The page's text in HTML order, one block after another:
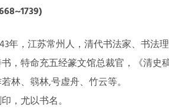
年，江苏常州人，清代书法家、书法
，特命充五经篆文馆总裁官，《清史
林、篛林,号虚舟、竹云等。
，尤以书名。